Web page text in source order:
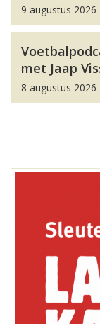
9 augustus 2026
met Jaap
8 augustus 2026